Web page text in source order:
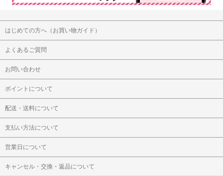
はじめての方へ（お買い物ガイド）
よくあるご質問
お問い合わせ
ポイントについて
配送・送料について
支払い方法について
営業日について
キャンセル・交換・返品について